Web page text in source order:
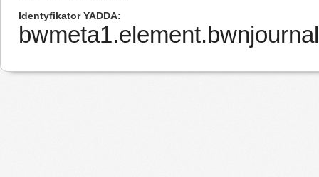
Identyfikator YADDA